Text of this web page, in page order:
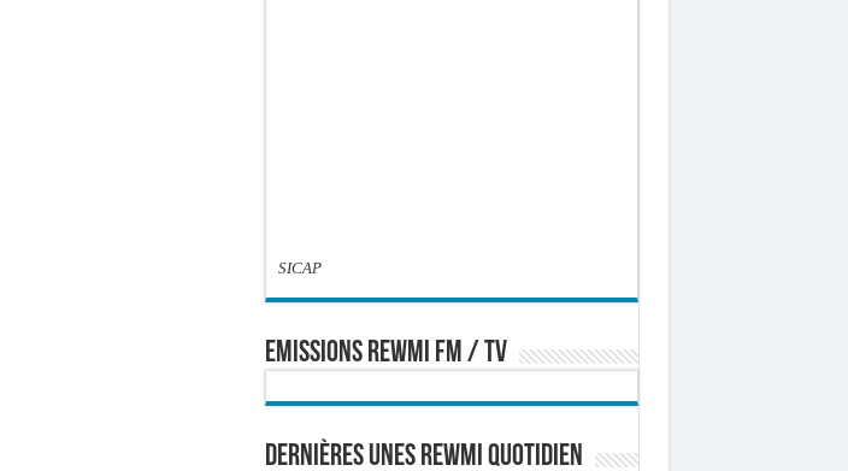
SICAP
EMISSIONS REWMI FM / TV
Dernières Unes Rewmi Quotidien